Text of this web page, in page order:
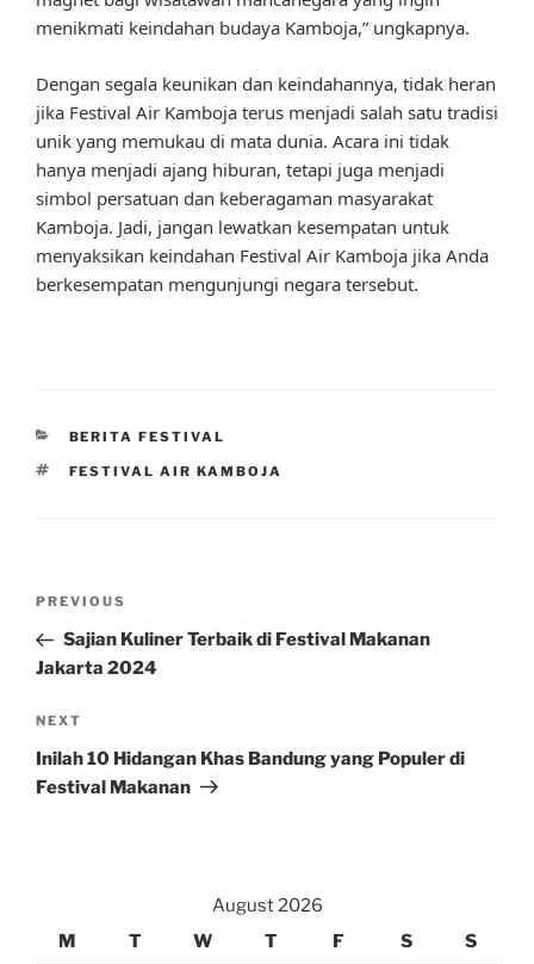
menikmati keindahan budaya Kamboja,” ungkapnya.
Dengan segala keunikan dan keindahannya, tidak heran
jika Festival Air Kamboja terus menjadi salah satu tradisi
unik yang memukau di mata dunia. Acara ini tidak
hanya menjadi ajang hiburan, tetapi juga menjadi
simbol persatuan dan keberagaman masyarakat
Kamboja. Jadi, jangan lewatkan kesempatan untuk
menyaksikan keindahan Festival Air Kamboja jika Anda
berkesempatan mengunjungi negara tersebut.
CATEGORIES
BERITA FESTIVAL
TAGS
FESTIVAL AIR KAMBOJA
Previous
Post
PREVIOUS
Sajian Kuliner Terbaik di Festival Makanan
Jakarta 2024
Next
Post
NEXT
Inilah 10 Hidangan Khas Bandung yang Populer di
Festival Makanan
August 2026
M
T W T F S S